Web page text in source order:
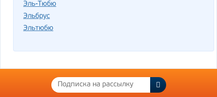
Эль-Тюбю
Эльбрус
Эльтюбю